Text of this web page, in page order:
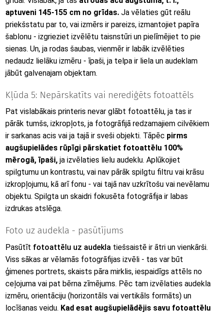
aptuveni 145-155 cm no grīdas. Ja vēlaties gūt reālu
priekšstatu par to, vai izmērs ir pareizs, izmantojiet papīra
šablonu - izgrieziet izvēlētu taisnstūri un pielīmējiet to pie
sienas. Un, ja rodas šaubas, vienmēr ir labāk izvēlēties
nedaudz lielāku izmēru - īpaši, ja telpa ir liela un audeklam
jābūt galvenajam objektam.
Kļūda 5: Nepārskatīts vai nerediģēts fotoattēls
Pat vislabākais printeris nevar glābt fotoattēlu, ja tas ir
pārāk tumšs, izkropļots, ja fotogrāfijā redzamajiem cilvēkiem
ir sarkanas acis vai ja tajā ir sveši objekti. Tāpēc pirms
augšupielādes rūpīgi pārskatiet fotoattēlu 100%
mērogā, īpaši, ja izvēlaties lielu audeklu. Aplūkojiet
spilgtumu un kontrastu, vai nav pārāk spilgtu filtru vai krāsu
izkropļojumu, kā arī fonu - vai tajā nav uzkrītošu vai nevēlamu
objektu. Spilgta un skaidri fokusēta fotogrāfija ir labas
izdrukas atslēga.
Foto uz audekla - pasūtījums
Pasūtīt fotoattēlu uz audekla tiešsaistē ir ātri un vienkārši.
Viss sākas ar vēlamās fotogrāfijas izvēli - tas var būt
ģimenes portrets, skaists pāra mirklis, iespaidīgs attēls no
ceļojuma vai pat bērna zīmējums. Pēc tam izvēlaties audekla
izmēru, orientāciju (horizontāls vai vertikāls formāts) un
locīšanas veidu. Kad esat augšupielādējis savu fotoattēlu